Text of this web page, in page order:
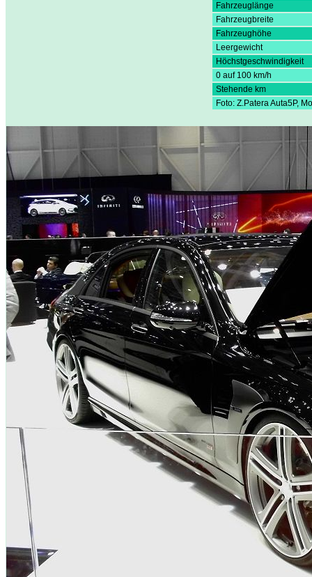
Fahrzeuglänge
Fahrzeugbreite
Fahrzeughöhe
Leergewicht
Höchstgeschwindigkeit
0 auf 100 km/h
Stehende km
Foto: Z.Patera Auta5P,